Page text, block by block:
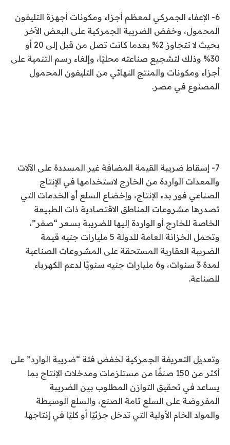
6- الإعفاء الجمركي لمعظم أجزاء ومكونات أجهزة التليفون
المحمول، وخفض الضريبة الجمركية على البعض الآخر
بحيث لا تتجاوز 2% بعدما كانت تصل من قبل إلى 20 أو
30% وذلك لتشجيع صناعته محليًا، وإلغاء رسم التنمية على
أجزاء ومكونات والمنتج النهائي من التليفون المحمول
المصنوع في مصر.
7- إسقاط ضريبة القيمة المضافة غير المسددة على الآلات
والمعدات الواردة من الخارج لاستخدامها في الإنتاج
الصناعي فور بدء الإنتاج، وإخضاع السلع أو الخدمات التي
تصدرها مشروعات المناطق الاقتصادية ذات الطبيعة
الخاصة للخارج أو الواردة إليها للضريبة بسعر “صفر”،
وتحمل الخزانة العامة للدولة 5 مليارات جنيه قيمة
الضريبة العقارية المستحقة على المشروعات الصناعية
لمدة 3 سنوات، و6 مليارات جنيه سنويًا لدعم الكهرباء
للصناعة.
وتعديل التعريفة الجمركية لخفض فئة “ضريبة الوارد” على
أكثر من 150 صنفًا من مستلزمات ومدخلات الإنتاج بما
يساعد في تحقيق التوازن المطلوب بين الضريبة
المفروضة على السلع تامة الصنع، والسلع الوسيطة
والمواد الخام الأولية التي تدخل جزئيًا أو كليًا في إنتاجها.